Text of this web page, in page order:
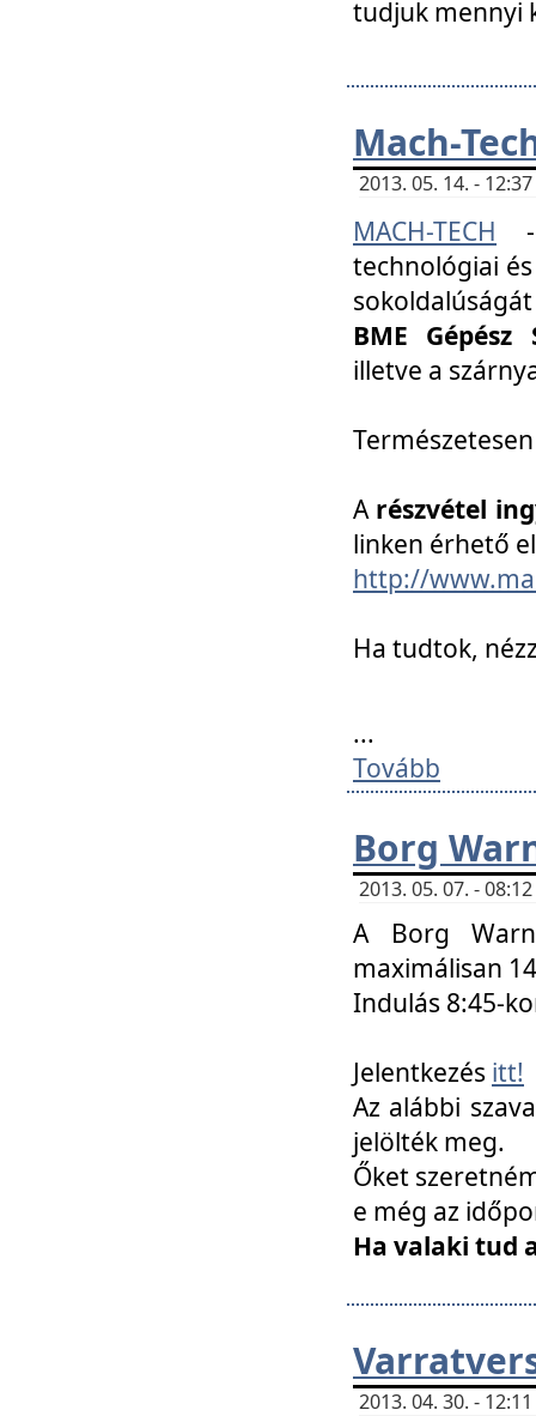
tudjuk mennyi
Mach-
2013. 05. 14. -
MACH-TECH
technológiai
BME
illetve a
A részvétel
linken érhető
http://
Ha tudtok,
...
Tovább
Borg
2013. 05. 07. -
A Borg
maximálisan
Indulás 8:45-
Jelentkezés itt!
Az alábbi
jelölték meg.
Őket
e még az
Ha valaki tud
2013. 04. 30. -